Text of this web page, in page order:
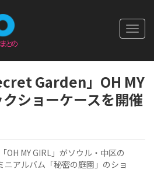
Garden」OH MY
ショーケースを開催
OH MY GIRL」がソウル・中区の
ニアルバム「秘密の庭園」のショ